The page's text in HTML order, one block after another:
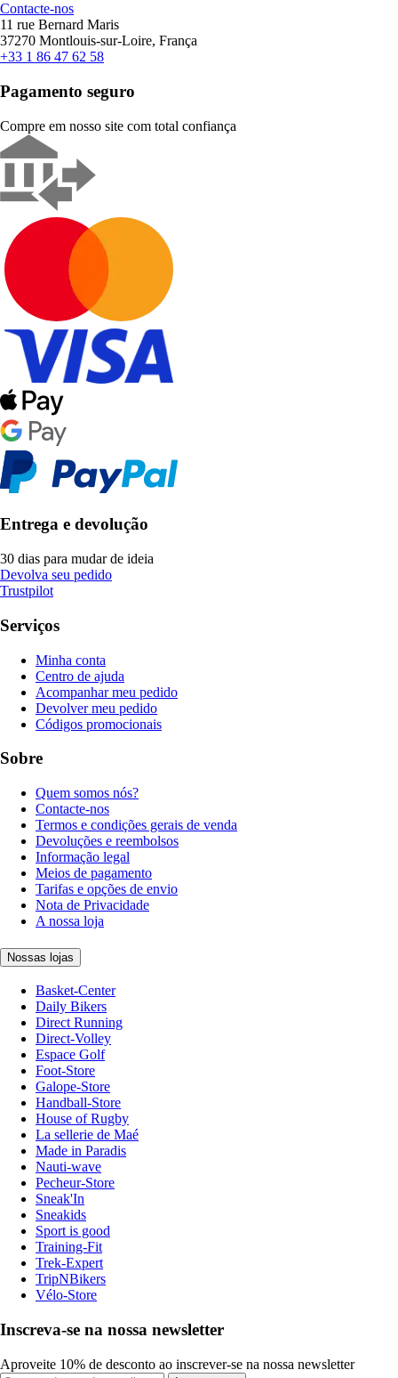
Contacte-nos
11 rue Bernard Maris
37270 Montlouis-sur-Loire, França
+33 1 86 47 62 58
Pagamento seguro
Compre em nosso site com total confiança
Entrega e devolução
30 dias para mudar de ideia
Devolva seu pedido
Trustpilot
Serviços
Minha conta
Centro de ajuda
Acompanhar meu pedido
Devolver meu pedido
Códigos promocionais
Sobre
Quem somos nós?
Contacte-nos
Termos e condições gerais de venda
Devoluções e reembolsos
Informação legal
Meios de pagamento
Tarifas e opções de envio
Nota de Privacidade
A nossa loja
Nossas lojas
Basket-Center
Daily Bikers
Direct Running
Direct-Volley
Espace Golf
Foot-Store
Galope-Store
Handball-Store
House of Rugby
La sellerie de Maé
Made in Paradis
Nauti-wave
Pecheur-Store
Sneak'In
Sneakids
Sport is good
Training-Fit
Trek-Expert
TripNBikers
Vélo-Store
Inscreva-se na nossa newsletter
Aproveite 10% de desconto ao inscrever-se na nossa newsletter